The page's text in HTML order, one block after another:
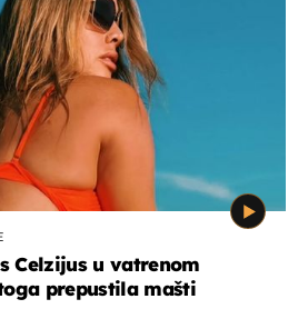
Celzijus u vatrenom
prepustila mašti